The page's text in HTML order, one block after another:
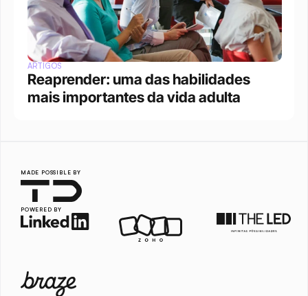
ARTIGOS
Reaprender: uma das habilidades
mais importantes da vida adulta
MADE POSSIBLE BY
POWERED BY